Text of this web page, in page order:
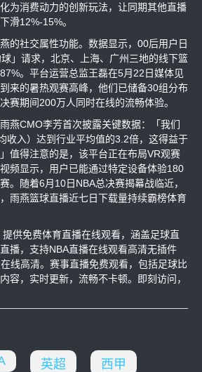
为消费动力的创新玩法，让同期其他直播
滑12%-15%。
的社交属性功能。数据显示，00后用户日
」请求，北京、上海、广州三地的线下篮
。平台运营总监王磊在5月22日媒体见
来的暑热观赛高峰，他们已储备30组分布
赛期间200万人同时在线的流畅体验。
燕CMO李芳首次披露关键数据：「我们
收入）达到行业平均值的3.2倍，这得益于
值得注意的是，该平台正在布局VR观赛
频显示，用户已能通过特定设备体验180
。随着6月10日NBA总决赛揭幕战临近，
雨燕篮球直播近七日下载量持续霸榜体育
提供免费体育直播在线观看，涵盖足球直
播，支持NBA直播在线观看高清无插件
线高清。赛事直播免费观看，包括足球比
容，实时更新，流畅不卡顿。即刻访问，
英超 西甲